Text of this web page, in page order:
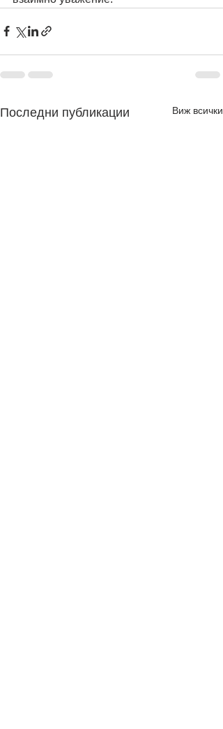
Последни публикации Виж всички